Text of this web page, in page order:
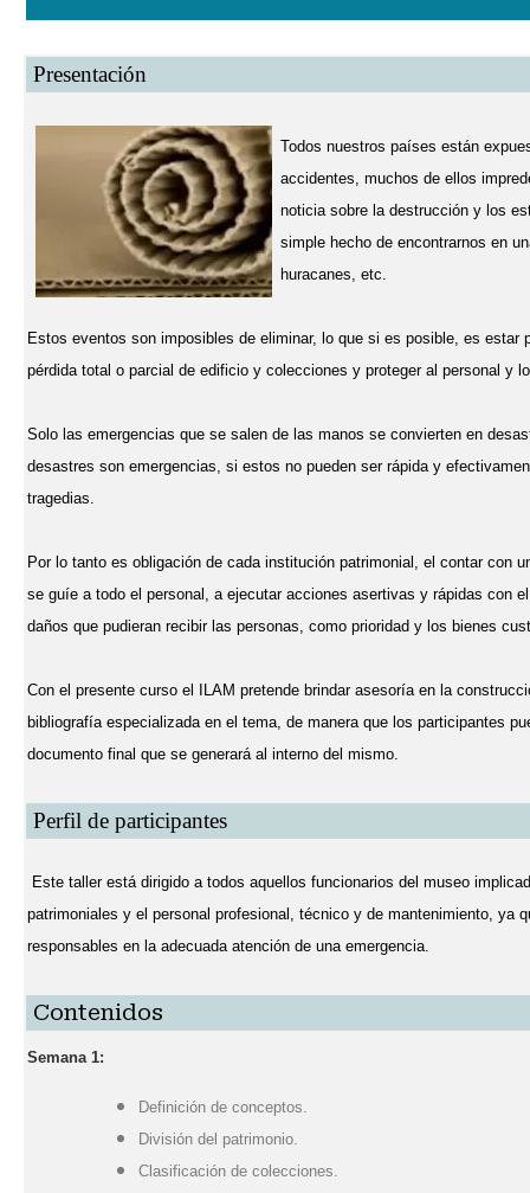
Presentación
Todos nuestros países están
accidentes, muchos de ellos
noticia sobre la destrucción y los
simple hecho de encontrarnos en
huracanes, etc.
Estos eventos son imposibles de eliminar, lo que si es posible, es estar
pérdida total o parcial de edificio y colecciones y proteger al personal y
Solo las emergencias que se salen de las manos se convierten en
desastres son emergencias, si estos no pueden ser rápida y
tragedias.
Por lo tanto es obligación de cada institución patrimonial, el contar con
se guíe a todo el personal, a ejecutar acciones asertivas y rápidas con
daños que pudieran recibir las personas, como prioridad y los bienes
Con el presente curso el ILAM pretende brindar asesoría en la
bibliografía especializada en el tema, de manera que los participantes
documento final que se generará al interno del mismo.
Perfil de participantes
Este taller está dirigido a todos aquellos funcionarios del museo
patrimoniales y el personal profesional, técnico y de mantenimiento, ya
responsables en la adecuada atención de una emergencia.
Contenidos
Semana 1:
Definición de conceptos.
División del patrimonio.
Clasificación de colecciones.